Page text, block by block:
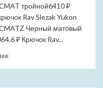
9M11S136
микролифт
(Лучшая
тройной6410 ₽
Rav Slezak Yukon
Черный матовый
₽ Крючок Rav...
Прочитать